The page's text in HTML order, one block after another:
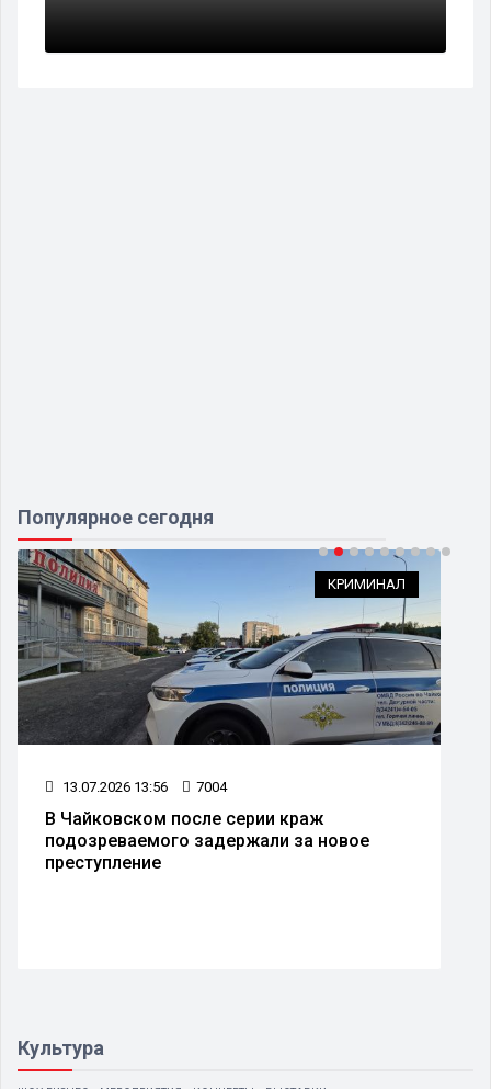
Популярное сегодня
КРИМИНАЛ
13.07.2026 13:56 7004
В Чайковском после серии краж
подозреваемого задержали за новое
преступление
Культура